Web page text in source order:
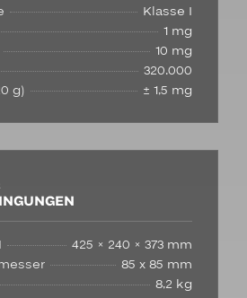
Klasse I
1 mg
10 mg
320.000
g)
± 1,5 mg
425 × 240 × 373 mm
85 x 85 mm
8,2 kg